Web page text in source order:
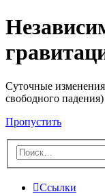
Cуточные
свободного
Пропустить
Ссылки